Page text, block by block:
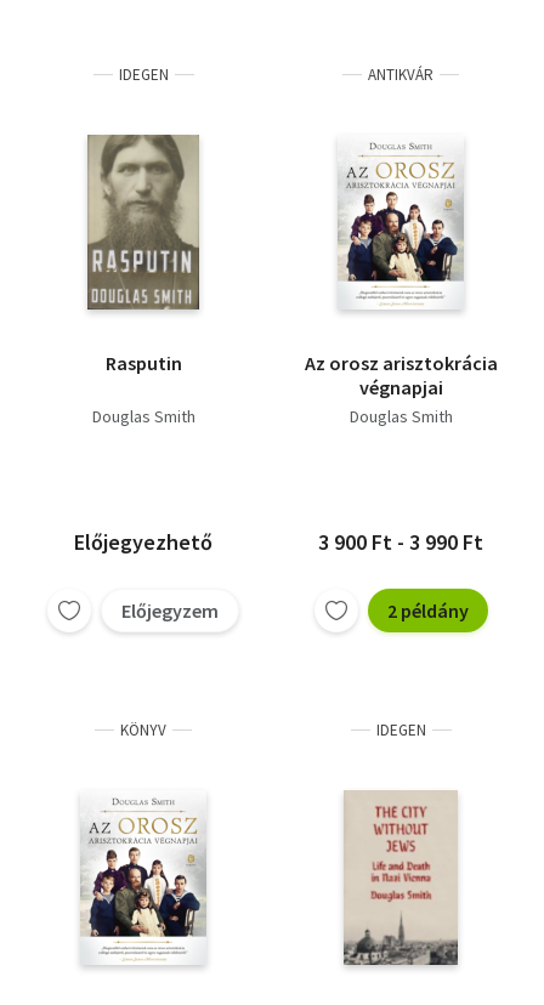
Tankönyv, segédkönyv
Társadalomtudomány
Természettudomány
Történelem
IDEGEN
Rasputin
Douglas Smith
Előjegyezhető
Előjegyzem
ANTIKVÁR
Az orosz arisztokrácia
végnapjai
Douglas Smith
3 900 Ft - 3 990 Ft
2 példány
KÖNYV IDEGEN